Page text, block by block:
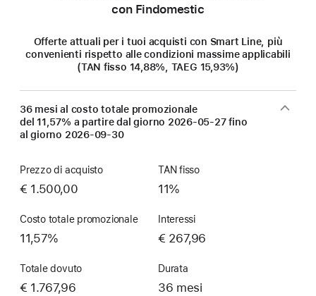
con Findomestic
Offerte attuali per i tuoi acquisti con Smart Line, più
convenienti rispetto alle condizioni massime applicabili
(TAN fisso 14,88%, TAEG 15,93%)
36 mesi al costo totale promozionale
del 11,57% a partire dal giorno 2026-05-27fino
al giorno 2026-09-30
Prezzo di acquisto
€ 1.500,00
TAN fisso
11%
Costo totale promozionale
11,57%
Interessi
€ 267,96
Totale dovuto
€ 1.767,96
Durata
36 mesi